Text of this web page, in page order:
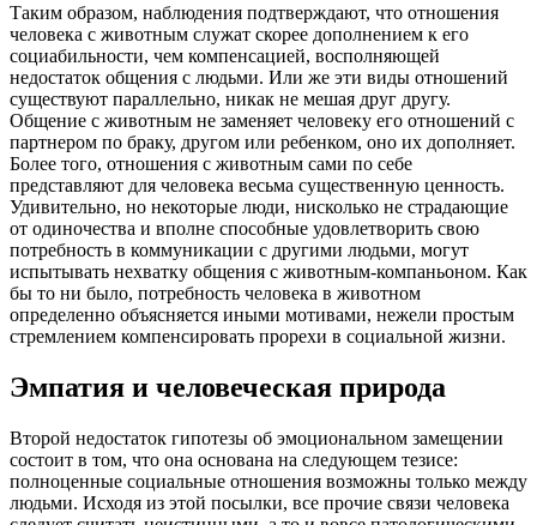
Таким образом, наблюдения подтверждают, что отношения
человека с животным служат скорее дополнением к его
социабильности, чем компенсацией, восполняющей
недостаток общения с людьми. Или же эти виды отношений
существуют параллельно, никак не мешая друг другу.
Общение с животным не заменяет человеку его отношений с
партнером по браку, другом или ребенком, оно их дополняет.
Более того, отношения с животным сами по себе
представляют для человека весьма существенную ценность.
Удивительно, но некоторые люди, нисколько не страдающие
от одиночества и вполне способные удовлетворить свою
потребность в коммуникации с другими людьми, могут
испытывать нехватку общения с животным-компаньоном. Как
бы то ни было, потребность человека в животном
определенно объясняется иными мотивами, нежели простым
стремлением компенсировать прорехи в социальной жизни.
Эмпатия и человеческая природа
Второй недостаток гипотезы об эмоциональном замещении
состоит в том, что она основана на следующем тезисе:
полноценные социальные отношения возможны только между
людьми. Исходя из этой посылки, все прочие связи человека